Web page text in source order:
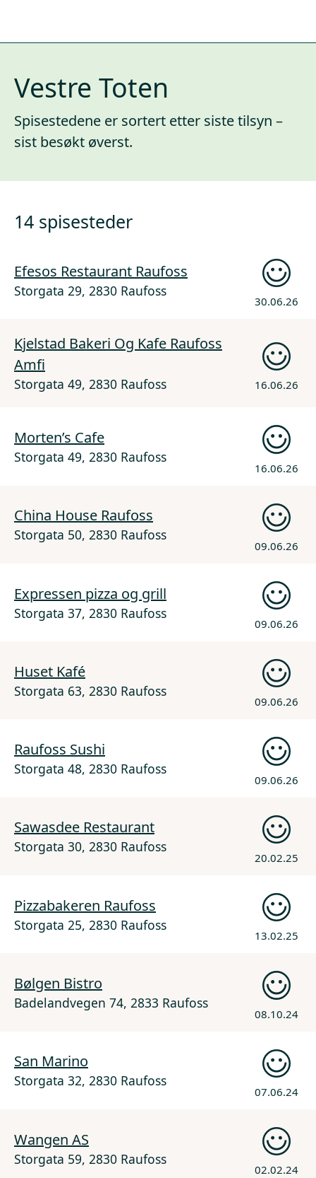
Vestre Toten
Spisestedene er sortert etter siste tilsyn –
sist besøkt øverst.
14 spisesteder
Efesos Restaurant Raufoss
Storgata 29, 2830 Raufoss
30.06.26
Kjelstad Bakeri Og Kafe Raufoss
Amfi
Storgata 49, 2830 Raufoss 16.06.26
Morten’s Cafe
Storgata 49, 2830 Raufoss
16.06.26
China House Raufoss
Storgata 50, 2830 Raufoss
09.06.26
Expressen pizza og grill
Storgata 37, 2830 Raufoss
09.06.26
Huset Kafé
Storgata 63, 2830 Raufoss
09.06.26
Raufoss Sushi
Storgata 48, 2830 Raufoss
09.06.26
Sawasdee Restaurant
Storgata 30, 2830 Raufoss
20.02.25
Pizzabakeren Raufoss
Storgata 25, 2830 Raufoss
13.02.25
Bølgen Bistro
Badelandvegen 74, 2833 Raufoss
08.10.24
San Marino
Storgata 32, 2830 Raufoss
07.06.24
Wangen AS
Storgata 59, 2830 Raufoss
02.02.24